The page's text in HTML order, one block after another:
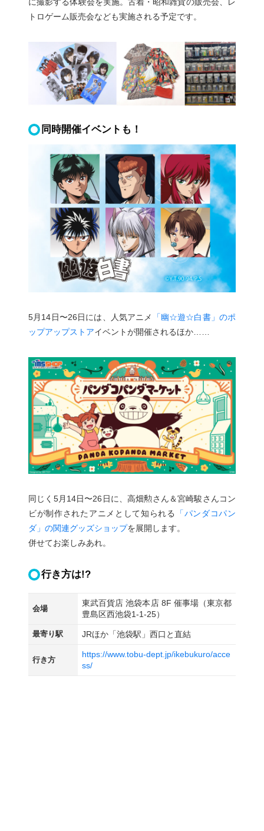
トロゲーム販売会なども実施される予定です。
同時開催イベントも！
5月14日〜26日には、人気アニメ
「幽☆遊☆白書」のポ
ップアップストアイベントが開催されるほか……
同じく5月14日〜26日に、高畑勲さん＆宮崎駿さんコン
ビが制作されたアニメとして知られる
「パンダコパン
ダ」の関連グッズショップを展開します。
併せてお楽しみあれ。
行き方は!?
会場
東武百貨店 池袋本店 8F 催事場（東京都
豊島区西池袋1-1-25）
最寄り駅 JRほか「池袋駅」西口と直結
行き方
https://www.tobu-dept.jp/ikebukuro/acce
ss/